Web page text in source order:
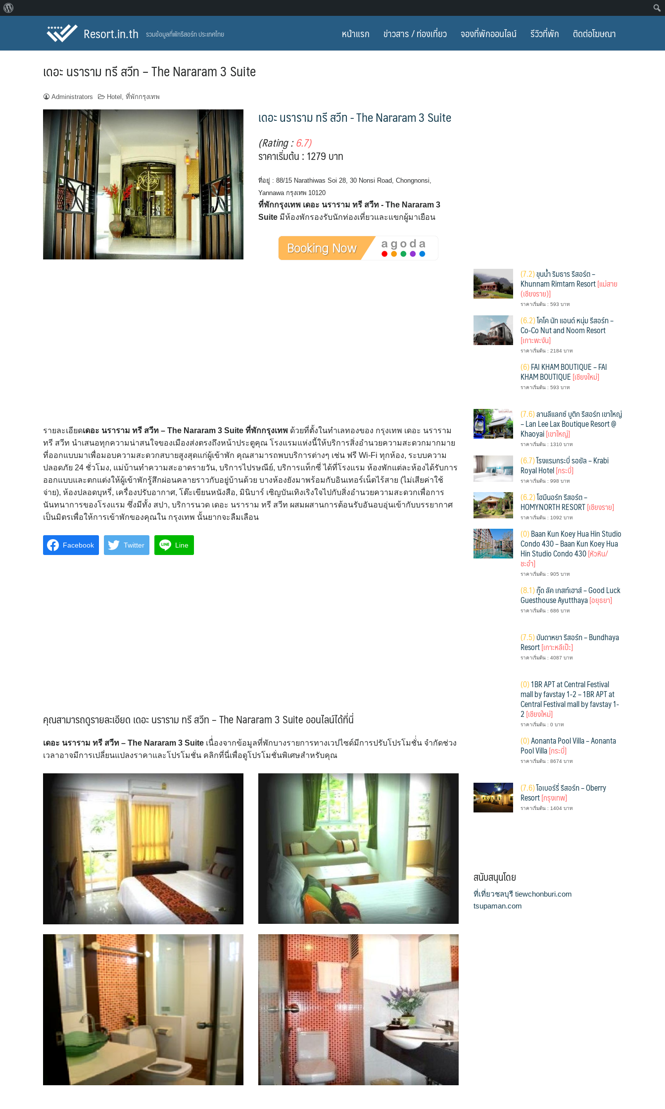
Resort.in.th รวมข้อมูลที่พักรีสอร์ท ประเทศไทย หน้าแรก ข่าวสาร / ท่องเที่ยว จองที่พักออนไลน์ รีวิวที่พัก ติดต่อโฆษณา
เดอะ นราราม ทรี สวีท – The Nararam 3 Suite
Administrators Hotel , ที่พักกรุงเทพ
เดอะ นราราม ทรี สวีท - The Nararam 3 Suite
(Rating :6.7)
ราคาเริ่มต้น : 1279 บาท
ที่อยู่ : 88/15 Narathiwas Soi 28, 30 Nonsi Road, Chongnonsi,
Yannawa กรุงเทพ 10120
ที่พักกรุงเทพ เดอะ นราราม ทรี สวีท - The Nararam 3
Suite มีห้องพักรองรับนักท่องเที่ยวและแขกผู้มาเยือน
รายละเอียดเดอะ นราราม ทรี สวีท – The Nararam 3 Suite ที่พักกรุงเทพ ด้วยที่ตั้งในทำเลทองของ กรุงเทพ เดอะ นราราม
ทรี สวีท นำเสนอทุกความน่าสนใจของเมืองส่งตรงถึงหน้าประตูคุณ โรงแรมแห่งนี้ให้บริการสิ่งอำนวยความสะดวกมากมาย
ที่ออกแบบมาเพื่อมอบความสะดวกสบายสูงสุดแก่ผู้เข้าพัก คุณสามารถพบบริการต่างๆ เช่น ฟรี Wi-Fi ทุกห้อง, ระบบความ
ปลอดภัย 24 ชั่วโมง, แม่บ้านทำความสะอาดรายวัน, บริการไปรษณีย์, บริการแท็กซี่ ได้ที่โรงแรม ห้องพักแต่ละห้องได้รับการ
ออกแบบและตกแต่งให้ผู้เข้าพักรู้สึกผ่อนคลายราวกับอยู่บ้านด้วย บางห้องยังมาพร้อมกับอินเทอร์เน็ตไร้สาย (ไม่เสียค่าใช้
จ่าย), ห้องปลอดบุหรี่, เครื่องปรับอากาศ, โต๊ะเขียนหนังสือ, มินิบาร์ เซิญบันเทิงเริงใจไปกับสิ่งอำนวยความสะดวกเพื่อการ
นันทนาการของโรงแรม ซึ่งมีทั้ง สปา, บริการนวด เดอะ นราราม ทรี สวีท ผสมผสานการต้อนรับอันอบอุ่นเข้ากับบรรยากาศ
เป็นมิตรเพื่อให้การเข้าพักของคุณใน กรุงเทพ นั้นยากจะลืมเลือน
Facebook Twitter Line
คุณสามารถดูรายละเอียด เดอะ นราราม ทรี สวีท – The Nararam 3 Suite ออนไลน์ได้ที่นี่
เดอะ นราราม ทรี สวีท – The Nararam 3 Suite เนื่่องจากข้อมูลที่พักบางรายการทางเวปไซด์มีการปรับโปรโมชั่่น จำกัดช่วง
เวลาอาจมีการเปลี่ยนแปลงราคาและโปรโมชั่น คลิกที่นี่เพื่อดูโปรโมชั่นพิเศษสำหรับคุณ
(7.2)ขุนน้ำ ริมธาร รีสอร์ต –
Khunnam Rimtarn Resort[แม่สาย
(เชียงราย)]
ราคาเริ่มต้น : 593 บาท
(6.2)โคโค นัท แอนด์ หนุ่ม รีสอร์ท –
Co-Co Nut and Noom Resort
[เกาะพะงัน]
ราคาเริ่มต้น : 2184 บาท
(6)FAI KHAM BOUTIQUE – FAI
KHAM BOUTIQUE[เชียงใหม่]
ราคาเริ่มต้น : 593 บาท
(7.6)ลานลีแลกซ์ บูติก รีสอร์ท เขาใหญ่
– Lan Lee Lax Boutique Resort @
Khaoyai[เขาใหญ่]
ราคาเริ่มต้น : 1310 บาท
(6.7)โรงแรมกระบี่ รอยัล – Krabi
Royal Hotel[กระบี่]
ราคาเริ่มต้น : 998 บาท
(6.2)โฮมีนอร์ท รีสอร์ต –
HOMYNORTH RESORT[เชียงราย]
ราคาเริ่มต้น : 1092 บาท
(0)Baan Kun Koey Hua Hin Studio
Condo 430 – Baan Kun Koey Hua
Hin Studio Condo 430[หัวหิน/
ชะอำ]
ราคาเริ่มต้น : 905 บาท
(8.1)กู๊ด ลัค เกสท์เฮาส์ – Good Luck
Guesthouse Ayutthaya[อยุธยา]
ราคาเริ่มต้น : 686 บาท
(7.5)บันดาหยา รีสอร์ท – Bundhaya
Resort[เกาะหลีเป๊ะ]
ราคาเริ่มต้น : 4087 บาท
(0)1BR APT at Central Festival
mall by favstay 1-2 – 1BR APT at
Central Festival mall by favstay 1-
2[เชียงใหม่]
ราคาเริ่มต้น : 0 บาท
(0)Aonanta Pool Villa – Aonanta
Pool Villa[กระบี่]
ราคาเริ่มต้น : 8674 บาท
(7.6)โอเบอร์รี่ รีสอร์ท – Oberry
Resort[กรุงเทพ]
ราคาเริ่มต้น : 1404 บาท
สนับสนุนโดย
ที่เที่ยวชลบุรี tiewchonburi.com
tsupaman.com